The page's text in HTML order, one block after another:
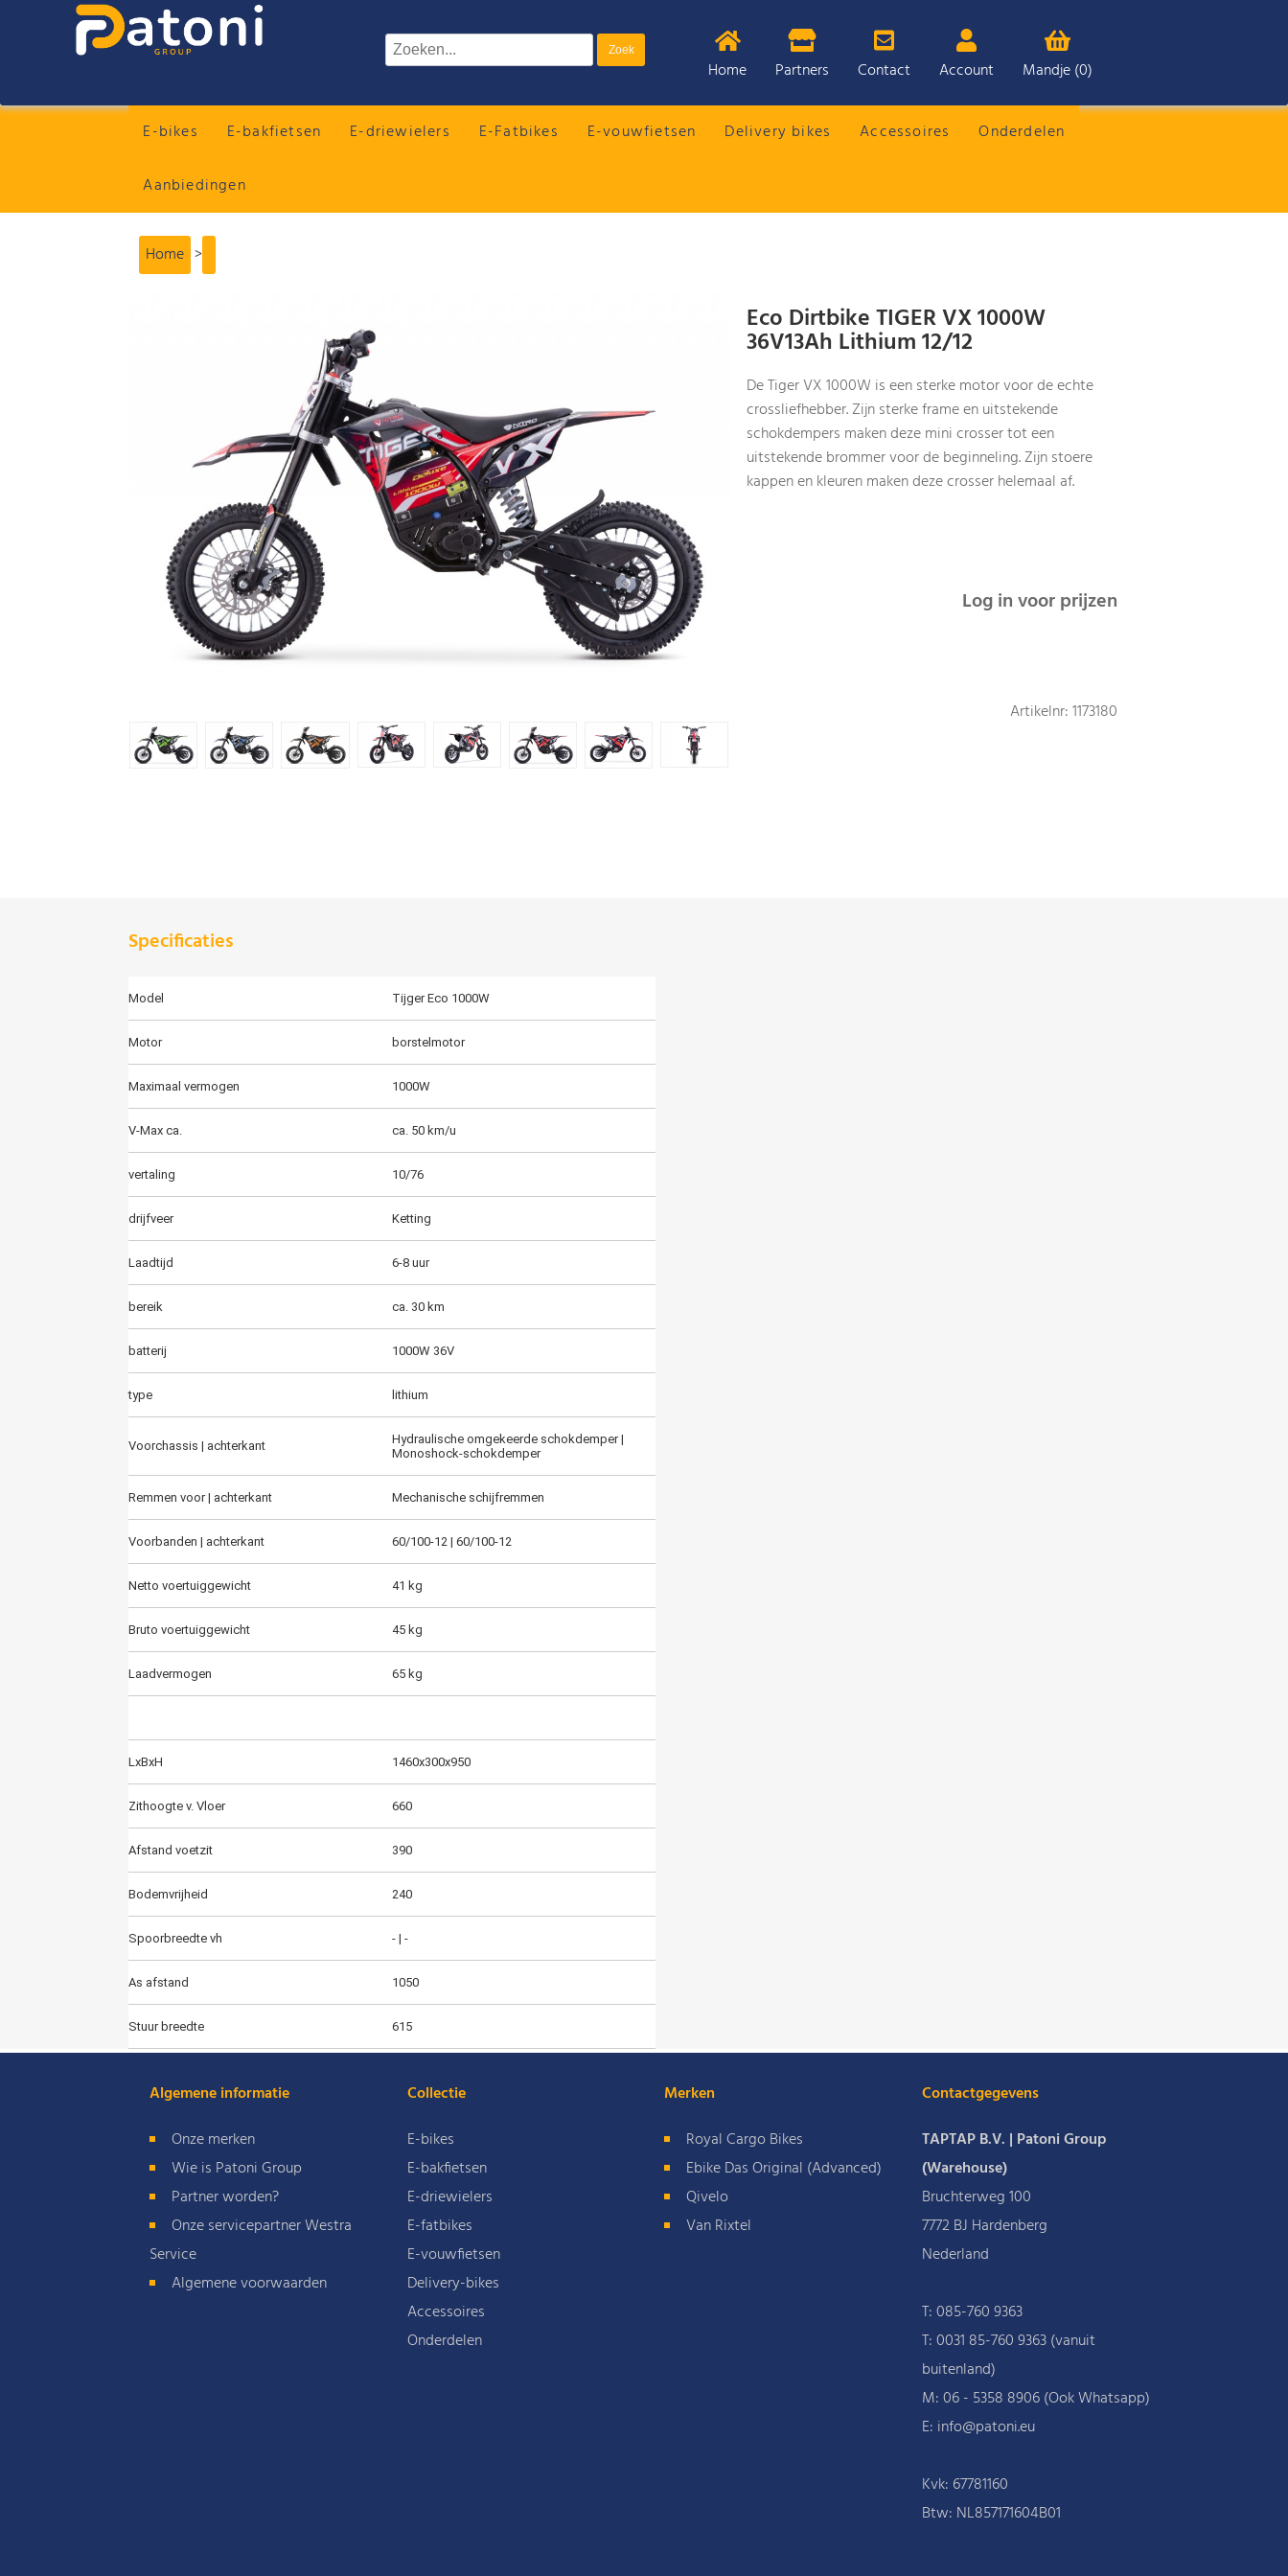
Home Partners Contact Account Mandje (0)
E-bikes E-bakfietsen E-driewielers E-Fatbikes E-vouwfietsen Delivery bikes Accessoires Onderdelen
Aanbiedingen
Home >
Eco Dirtbike TIGER VX 1000W
36V13Ah Lithium 12/12
De Tiger VX 1000W is een sterke motor voor de echte
crossliefhebber. Zijn sterke frame en uitstekende
schokdempers maken deze mini crosser tot een
uitstekende brommer voor de beginneling. Zijn stoere
kappen en kleuren maken deze crosser helemaal af.
Log in voor prijzen
Artikelnr: 1173180
Specificaties
Model Tijger Eco 1000W
Motor borstelmotor
Maximaal vermogen 1000W
V-Max ca. ca. 50 km/u
vertaling 10/76
drijfveer Ketting
Laadtijd 6-8 uur
bereik ca. 30 km
batterij 1000W 36V
type lithium
Voorchassis | achterkant
Hydraulische omgekeerde schokdemper |
Monoshock-schokdemper
Remmen voor | achterkant Mechanische schijfremmen
Voorbanden | achterkant 60/100-12 | 60/100-12
Netto voertuiggewicht 41 kg
Bruto voertuiggewicht 45 kg
Laadvermogen 65 kg
LxBxH 1460x300x950
Zithoogte v. Vloer 660
Afstand voetzit 390
Bodemvrijheid 240
Spoorbreedte vh - | -
As afstand 1050
Stuur breedte 615
Algemene informatie
Onze merken
Wie is Patoni Group
Partner worden?
Onze servicepartner Westra
Service
Algemene voorwaarden
Collectie
E-bikes
E-bakfietsen
E-driewielers
E-fatbikes
E-vouwfietsen
Delivery-bikes
Accessoires
Onderdelen
Merken
Royal Cargo Bikes
Ebike Das Original (Advanced)
Qivelo
Van Rixtel
Contactgegevens
TAPTAP B.V. | Patoni Group
(Warehouse)
Bruchterweg 100
7772 BJ Hardenberg
Nederland
T:085-760 9363
T:0031 85-760 9363 (vanuit
buitenland)
M:06 - 5358 8906 (Ook Whatsapp)
E: info@patoni.eu
Kvk: 67781160
Btw: NL857171604B01